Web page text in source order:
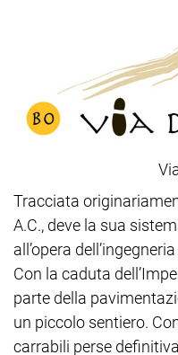
Tracciata
A.C., deve la sua
all’opera
Con la caduta
parte della
un piccolo sentiero.
carrabili perse